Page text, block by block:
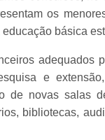
os
básica
adequados
e
de novas salas
bibliotecas,